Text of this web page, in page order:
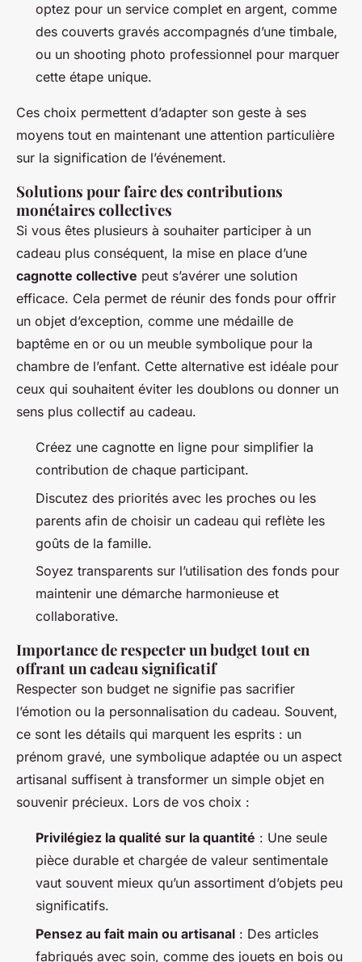
optez pour un service complet en argent, comme
des couverts gravés accompagnés d’une timbale,
ou un shooting photo professionnel pour marquer
cette étape unique.
Ces choix permettent d’adapter son geste à ses
moyens tout en maintenant une attention particulière
sur la signification de l’événement.
Solutions pour faire des contributions
monétaires collectives
Si vous êtes plusieurs à souhaiter participer à un
cadeau plus conséquent, la mise en place d’une
cagnotte collective peut s’avérer une solution
efficace. Cela permet de réunir des fonds pour offrir
un objet d’exception, comme une médaille de
baptême en or ou un meuble symbolique pour la
chambre de l’enfant. Cette alternative est idéale pour
ceux qui souhaitent éviter les doublons ou donner un
sens plus collectif au cadeau.
Créez une cagnotte en ligne pour simplifier la
contribution de chaque participant.
Discutez des priorités avec les proches ou les
parents afin de choisir un cadeau qui reflète les
goûts de la famille.
Soyez transparents sur l’utilisation des fonds pour
maintenir une démarche harmonieuse et
collaborative.
Importance de respecter un budget tout en
offrant un cadeau significatif
Respecter son budget ne signifie pas sacrifier
l’émotion ou la personnalisation du cadeau. Souvent,
ce sont les détails qui marquent les esprits : un
prénom gravé, une symbolique adaptée ou un aspect
artisanal suffisent à transformer un simple objet en
souvenir précieux. Lors de vos choix :
Privilégiez la qualité sur la quantité : Une seule
pièce durable et chargée de valeur sentimentale
vaut souvent mieux qu’un assortiment d’objets peu
significatifs.
Pensez au fait main ou artisanal : Des articles
fabriqués avec soin, comme des jouets en bois ou